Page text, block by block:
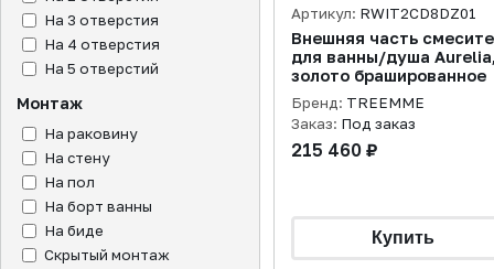
На 3 отверстия
На 4 отверстия
На 5 отверстий
Монтаж
На раковину
На стену
На пол
На борт ванны
На биде
Скрытый монтаж
Артикул: RWIT2CD8DZ01
Внешняя часть
для ванны/душа
золото брашированное
Бренд: TREEMME
Заказ: Под заказ
215 460 ₽